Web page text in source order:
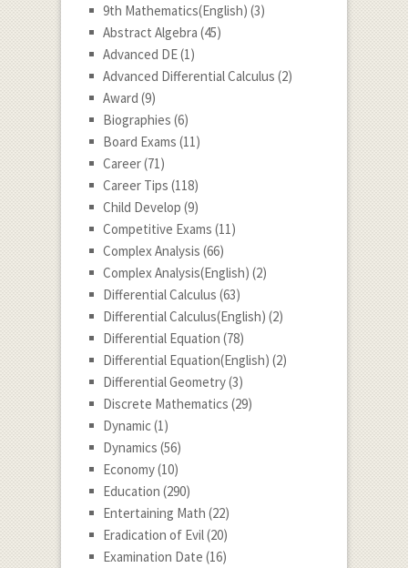
9th Mathematics(English) (3)
Abstract Algebra (45)
Advanced DE(1)
Advanced Differential Calculus (2)
Award (9)
Biographies (6)
Board Exams (11)
Career(71)
Career Tips (118)
Child Develop (9)
Competitive Exams (11)
Complex Analysis (66)
Complex Analysis(English) (2)
Differential Calculus (63)
Differential Calculus(English) (2)
Differential Equation (78)
Differential Equation(English) (2)
Differential Geometry(3)
Discrete Mathematics (29)
Dynamic(1)
Dynamics (56)
Economy(10)
Education (290)
Entertaining Math (22)
Eradication of Evil(20)
Examination Date (16)